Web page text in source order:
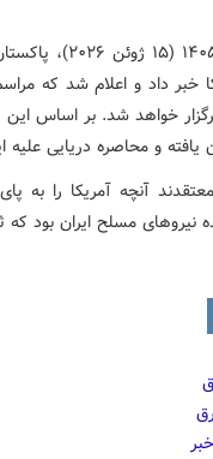
بامداد ۲۵
برگزار خواهد شد. بر اساس
یافته و محاصره دریایی
آنچه آمریکا را به
نیروهای مسلح ایران بود